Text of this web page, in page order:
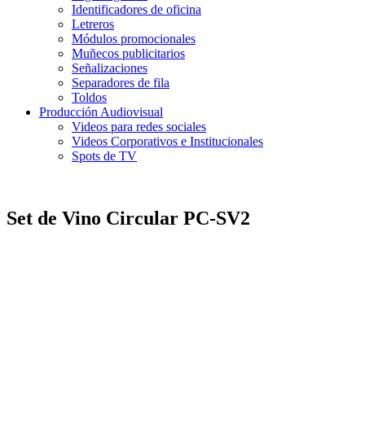
Identificadores de oficina
Letreros
Módulos promocionales
Muñecos publicitarios
Señalizaciones
Separadores de fila
Toldos
Producción Audiovisual
Videos para redes sociales
Videos Corporativos e Institucionales
Spots de TV
Set de Vino Circular PC-SV2